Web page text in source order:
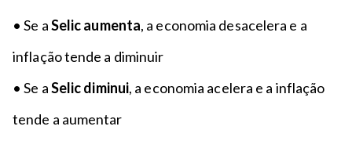
• Se aSelic aumenta, a economia desacelera e a
inflação tende a diminuir
• Se aSelic diminui, a economia acelera e a inflação
tende a aumentar